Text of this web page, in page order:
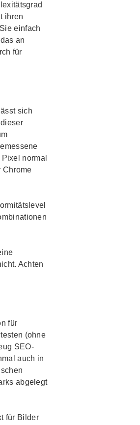
ihren
einfach
an
für
sich
dieser
normal
Chrome
Achten
für
(ohne
SEO-
auch in
abgelegt
für Bilder